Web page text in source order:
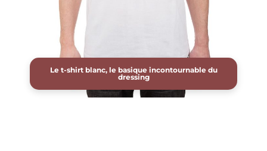
Le t-shirt blanc, le basique incontournable du
dressing